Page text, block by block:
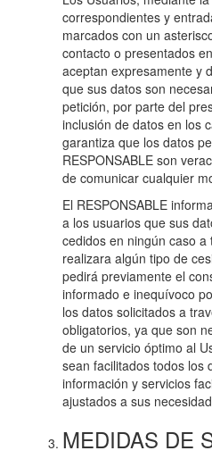
correspondientes y
marcados con un
contacto o presentados
aceptan expresamente y
que sus datos son
petición, por parte del
inclusión de datos en los
garantiza que los datos
RESPONSABLE son
de comunicar cualquier
El RESPONSABLE
a los usuarios que sus
cedidos en ningún caso
realizara algún tipo de
pedirá previamente el
informado e inequívoco
los datos solicitados a
obligatorios, ya que son
de un servicio óptimo al
sean facilitados todos los
información y servicios
ajustados a sus
MEDIDAS DE